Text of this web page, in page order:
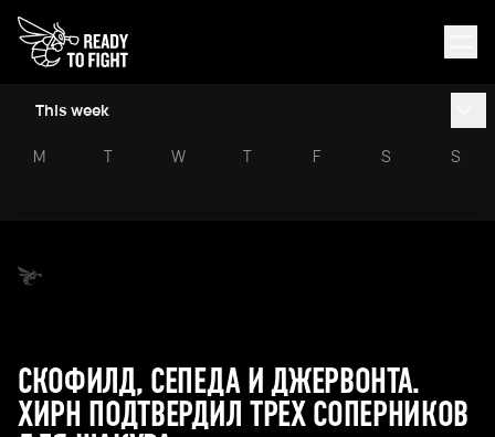
This week
M T W T F S S
СКОФИЛД, СЕПЕДА И ДЖЕРВОНТА.
ХИРН ПОДТВЕРДИЛ ТРЕХ СОПЕРНИКОВ